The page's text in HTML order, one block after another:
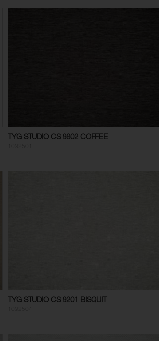
TYG STUDIO CS 9802 COFFEE
TYG STUDIO CS 9201 BISQUIT